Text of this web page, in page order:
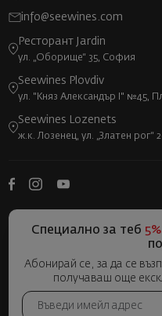
info@seewines.com
Ресторант Jardin
ул. „Оборище“ 35, София
Seewines Plovdiv
ул. "Княз Александър I" №45,
Seewines Lozenets
ж.к. Лозенец, ул. „Златен рог“
Специално за теб
Абонирай се, за да се
получаваш още